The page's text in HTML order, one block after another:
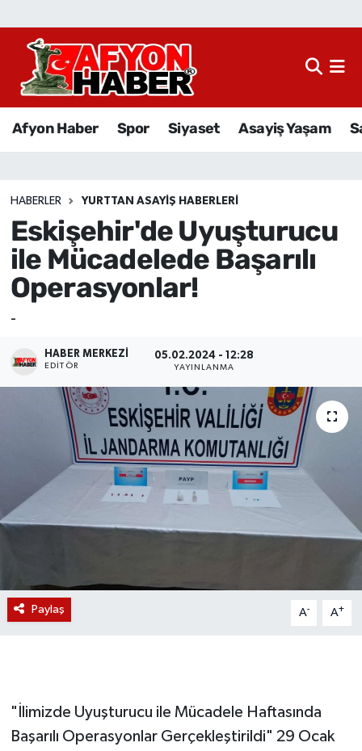
Afyon Haber Spor Siyaset Asayiş Yaşam
HABERLER YURTTAN ASAYIŞ HABERLERI
Eskişehir'de Uyuşturucu
ile Mücadelede Başarılı
Operasyonlar!
-
HABER MERKEZI
EDITÖR
05.02.2024 - 12:28
YAYINLANMA
Paylaş A- A+
"İlimizde Uyuşturucu ile Mücadele Haftasında
Başarılı Operasyonlar Gerçekleştirildi" 29 Ocak
Afyon Haber
Sağlık
Eğitim
Ekonomi
Magazin
Etkinlikler